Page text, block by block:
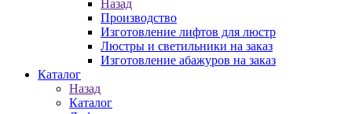
Назад
Производство
Изготовление лифтов для люстр
Люстры и светильники на заказ
Изготовление абажуров на заказ
Каталог
Назад
Каталог